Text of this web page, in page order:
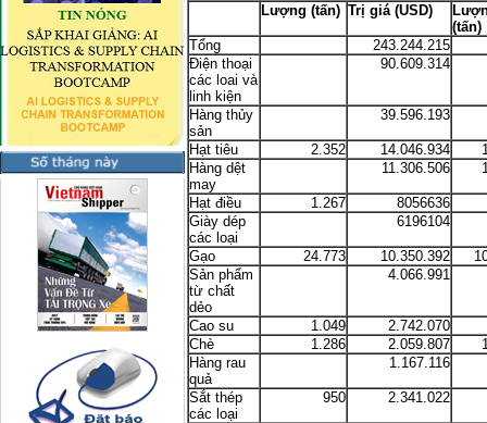
Lượng (tấn) Trị giá (USD)
(tấn)
Tổng
243.244.215
Điện thoại
các loai và
linh kiện
90.609.314
Hàng thủy
sản
39.596.193
Hạt tiêu 2.352 14.046.934
Hàng dệt
may
11.306.506
Hạt điều 1.267
8056636
Giày dép
các loại
6196104
Gạo 24.773 10.350.392
Sản phẩm
từ chất
dẻo
4.066.991
Cao su 1.049
2.742.070
Chè
1.286 2.059.807
Hàng rau
quả
1.167.116
Sắt thép
các loại
950 2.341.022